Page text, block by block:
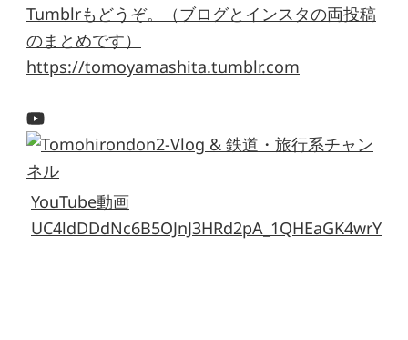
Tumblrもどうぞ。（ブログとインスタの両投稿
のまとめです）
https://tomoyamashita.tumblr.com
YouTube動画
UC4ldDDdNc6B5OJnJ3HRd2pA_1QHEaGK4wrY